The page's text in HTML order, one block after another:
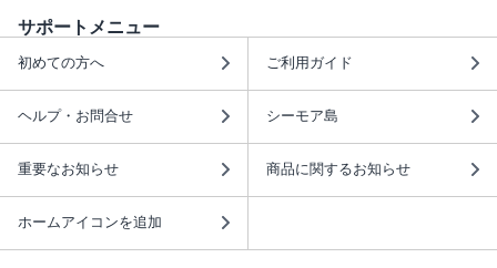
サポートメニュー
初めての方へ ご利用ガイド
ヘルプ・お問合せ シーモア島
重要なお知らせ 商品に関するお知らせ
ホームアイコンを追加